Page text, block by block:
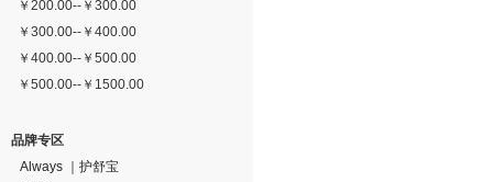
￥ 200.00-- ￥ 300.00
￥ 300.00-- ￥ 400.00
￥ 400.00-- ￥ 500.00
￥ 500.00-- ￥ 1500.00
品牌专区
Always ｜护舒宝